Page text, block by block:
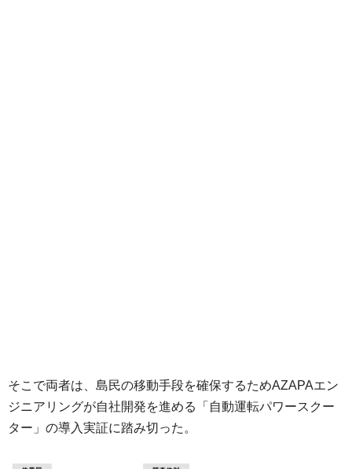
そこで両者は、島民の移動手段を確保するためAZAPAエン
ジニアリングが自社開発を進める「自動運転パワースクー
ター」の導入実証に踏み切った。